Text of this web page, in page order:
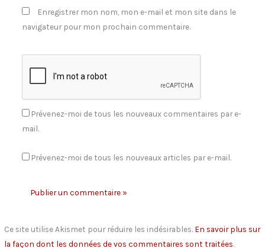
Enregistrer mon nom, mon e-mail et mon site dans le
navigateur pour mon prochain commentaire.
Prévenez-moi de tous les nouveaux commentaires par e-
mail.
Prévenez-moi de tous les nouveaux articles par e-mail.
Ce site utilise Akismet pour réduire les indésirables. En savoir plus sur
la façon dont les données de vos commentaires sont traitées.